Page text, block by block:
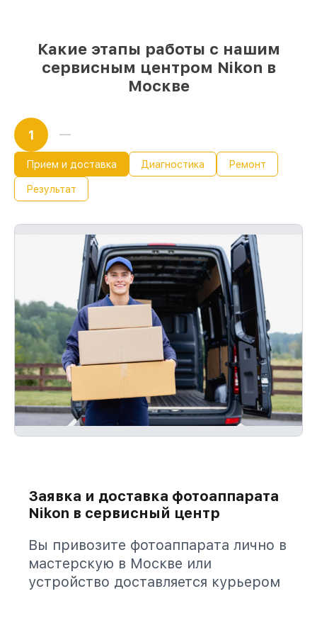
Какие этапы работы с нашим
сервисным центром Nikon в
Москве
1
Прием и доставка Диагностика Ремонт
Результат
Заявка и доставка фотоаппарата
Nikon в сервисный центр
Вы привозите фотоаппарата лично в
мастерскую в Москве или
устройство доставляется курьером